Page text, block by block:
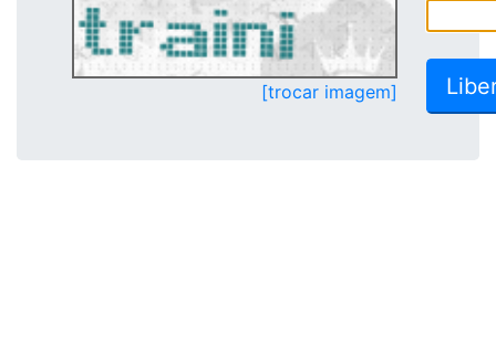
[trocar imagem]